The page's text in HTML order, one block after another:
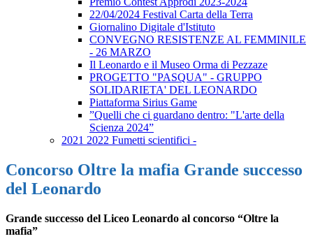
22/04/2024 Festival Carta della Terra
Giornalino Digitale d'Istituto
CONVEGNO RESISTENZE AL FEMMINILE
- 26 MARZO
Il Leonardo e il Museo Orma di Pezzaze
PROGETTO "PASQUA" - GRUPPO
SOLIDARIETA' DEL LEONARDO
Piattaforma Sirius Game
”Quelli che ci guardano dentro: "L'arte della
Scienza 2024”
2021 2022 Fumetti scientifici -
Concorso Oltre la mafia Grande successo
del Leonardo
Grande successo del Liceo Leonardo al concorso “Oltre la
mafia”